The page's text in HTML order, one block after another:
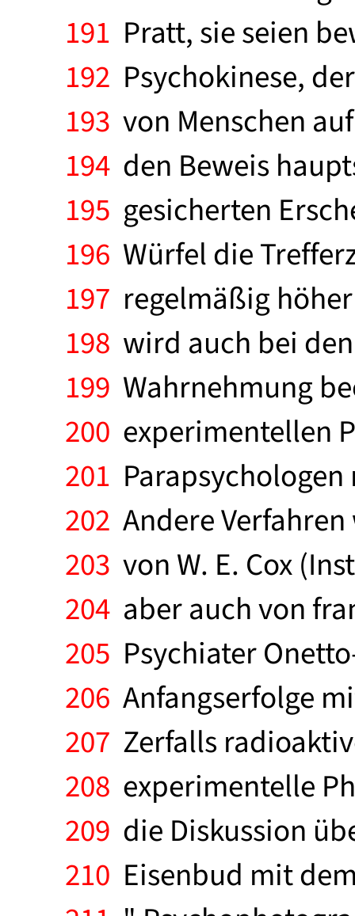
191 Pratt, sie seien
192 Psychokinese,
193 von Menschen
194 den Beweis
195 gesicherten
196 Würfel die
197 regelmäßig
198 wird auch bei
199 Wahrnehmung
200 experimentellen
201
202 Andere
203 von W. E. Cox
204 aber auch von
205 Psychiater
206 Anfangserfolge
207 Zerfalls
208 experimentelle
209 die Diskussion
210 Eisenbud mit